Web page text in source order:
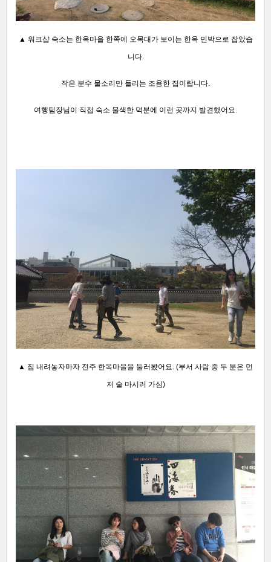
▲ 워크샵 숙소는 한옥마을 한쪽에 오목대가 보이는 한옥 민박으로 잡았습
니다.
작은 분수 물소리만 들리는 조용한 집이랍니다.
여행팀장님이 직접 숙소 물색한 덕분에 이런 곳까지 발견했어요.
▲ 짐 내려놓자마자 전주 한옥마을을 둘러봤어요. (부서 사람 중 두 분은 먼
저 술 마시러 가심)